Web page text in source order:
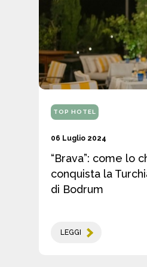
TOP HOTEL
06 Luglio 2024
“Brava”: come lo
conquista la
di Bodrum
LEGGI